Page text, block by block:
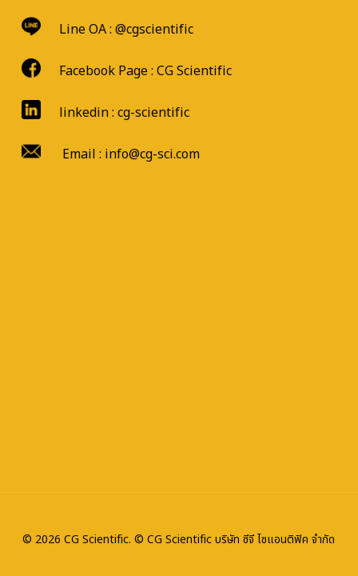
Line OA : @cgscientific
Facebook Page : CG Scientific
linkedin : cg-scientific
Email : info@cg-sci.com
© 2026 CG Scientific. © CG Scientific บริษัท ซีจี ไซแอนติฟิค จำกัด